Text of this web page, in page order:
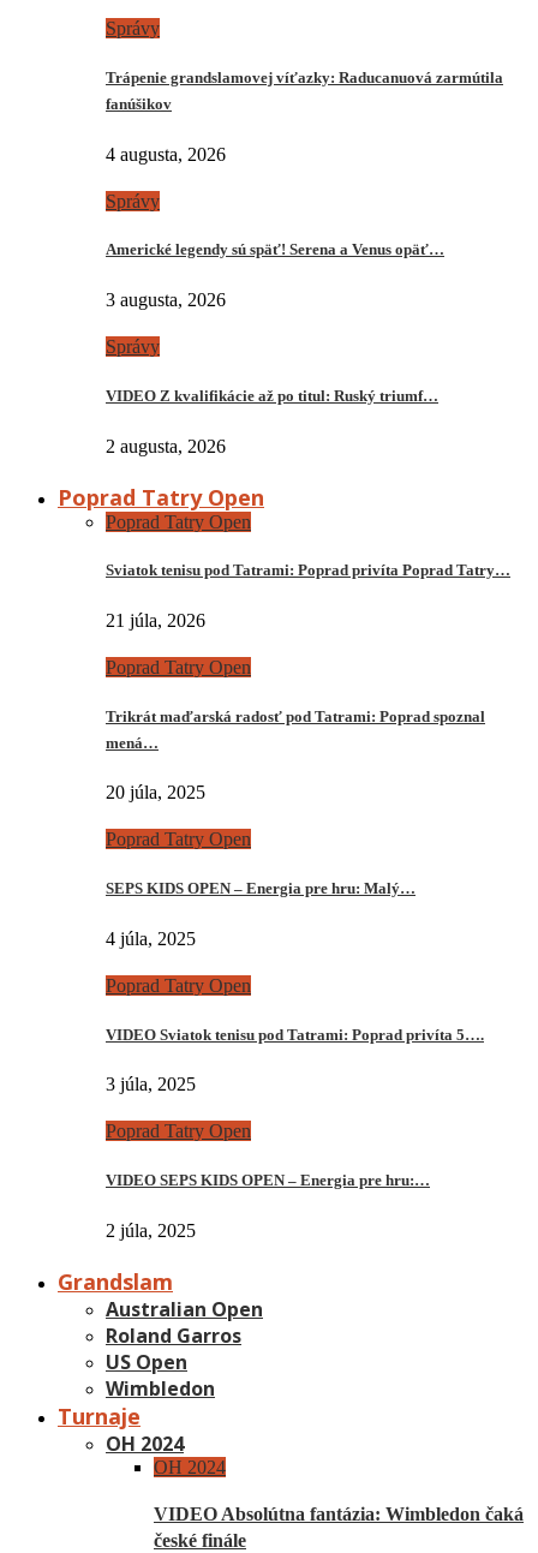
Správy
Trápenie grandslamovej víťazky: Raducanuová zarmútila
fanúšikov
4 augusta, 2026
Správy
Americké legendy sú späť! Serena a Venus opäť…
3 augusta, 2026
Správy
VIDEO Z kvalifikácie až po titul: Ruský triumf…
2 augusta, 2026
Poprad Tatry Open
Poprad Tatry Open
Sviatok tenisu pod Tatrami: Poprad privíta Poprad Tatry…
21 júla, 2026
Poprad Tatry Open
Trikrát maďarská radosť pod Tatrami: Poprad spoznal
mená…
20 júla, 2025
Poprad Tatry Open
SEPS KIDS OPEN – Energia pre hru: Malý…
4 júla, 2025
Poprad Tatry Open
VIDEO Sviatok tenisu pod Tatrami: Poprad privíta 5….
3 júla, 2025
Poprad Tatry Open
VIDEO SEPS KIDS OPEN – Energia pre hru:…
2 júla, 2025
Grandslam
Australian Open
Roland Garros
US Open
Wimbledon
Turnaje
OH 2024
OH 2024
VIDEO Absolútna fantázia: Wimbledon čaká
české finále